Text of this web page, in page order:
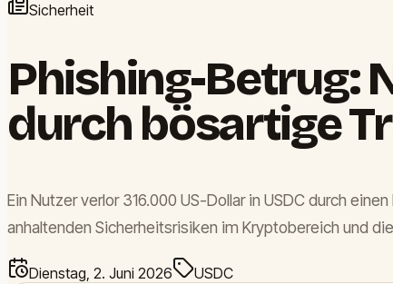
Sicherheit
Phishing-Betrug:
durch bösartige
Ein Nutzer verlor 316.000 US-Dollar in USDC durch
anhaltenden Sicherheitsrisiken im Kryptobereich und
Dienstag, 2. Juni 2026 USDC